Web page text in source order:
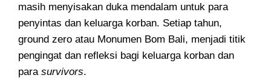
masih menyisakan duka mendalam untuk para
penyintas dan keluarga korban. Setiap tahun,
ground zero atau Monumen Bom Bali, menjadi titik
pengingat dan refleksi bagi keluarga korban dan
para survivors.